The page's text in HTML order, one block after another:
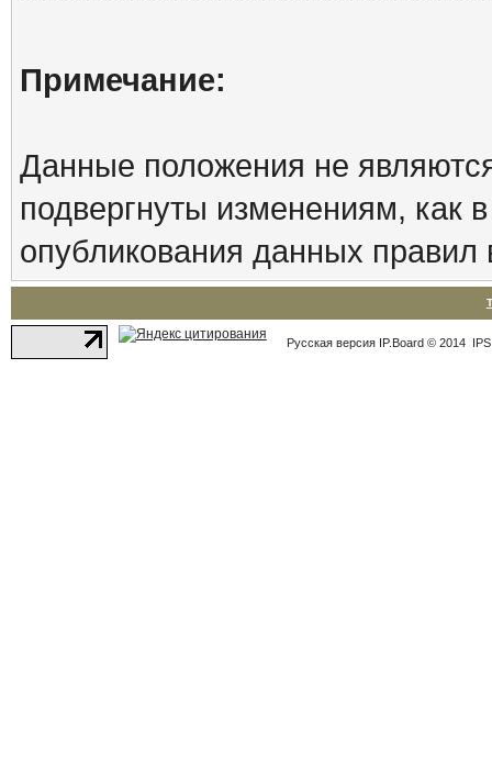
Примечание:
Данные положения не
подвергнуты изменениям, как
опубликования данных правил
Русская версия IP.Board © 2014